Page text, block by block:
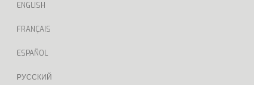
ENGLISH
FRANÇAIS
ESPAÑOL
РУССКИЙ